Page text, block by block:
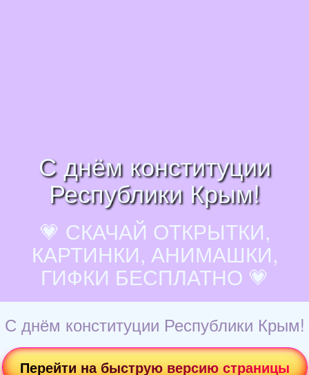
С днём конституции
Республики Крым!
💗 СКАЧАЙ ОТКРЫТКИ,
КАРТИНКИ, АНИМАШКИ,
ГИФКИ БЕСПЛАТНО 💗
С днём конституции Республики Крым!
Перейти на быструю версию страницы